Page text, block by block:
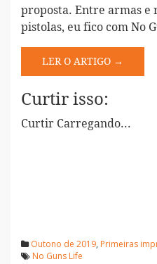
proposta. Entre armas e
pistolas, eu fico com No
LER O ARTIGO →
Curtir isso:
Curtir Carregando...
Outono de 2019, Primeiras
No Guns Life